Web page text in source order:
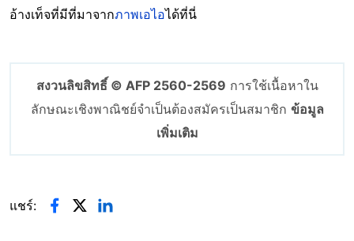
อ้างเท็จที่มีที่มาจากภาพเอไอได้ที่นี่
สงวนลิขสิทธิ์ © AFP 2560-2569 การใช้เนื้อหาใน
ลักษณะเชิงพาณิชย์จำเป็นต้องสมัครเป็นสมาชิก ข้อมูล
เพิ่มเติม
แชร์: